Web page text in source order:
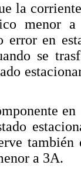
la
menor
error en
se
a 3A.